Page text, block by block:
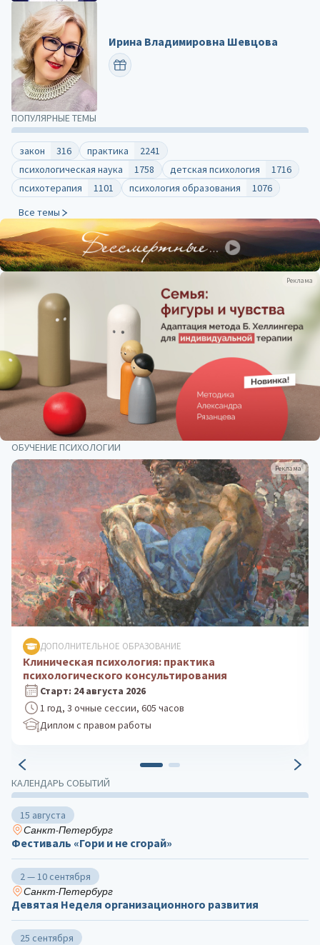
Реклама
ПОПУЛЯРНЫЕ ТЕМЫ
закон 316 практика
2241
психологическая наука
1758 детская психология
1716
психотерапия
1101 психология образования
1076
Все темы
Ирина Владимировна Шевцова
ПОЗДРАВИТЬ
КАЛЕНДАРЬ СОБЫТИЙ
15 августа
Санкт-Петербург
Фестиваль «Гори и не сгорай»
2 — 10 сентября
Санкт-Петербург
Девятая Неделя организационного развития
25 сентября
ОБУЧЕНИЕ ПСИХОЛОГИИ
Реклама
ДОПОЛНИТЕЛЬНОЕ ОБРАЗОВАНИЕ
Психологическое консультирование: теория и
практика
Старт: 5 октября 2026
1 год, 3 очные сессии, 605 часов
Диплом с правом работы